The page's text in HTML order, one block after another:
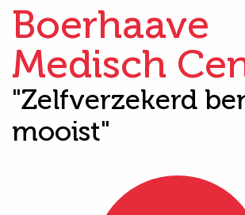
Boerhaave
Medisch
"Zelfverzekerd
mooist"